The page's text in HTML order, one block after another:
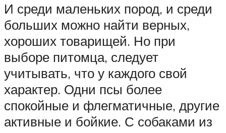
И среди маленьких пород, и среди
больших можно найти верных,
хороших товарищей. Но при
выборе питомца, следует
учитывать, что у каждого свой
характер. Одни псы более
спокойные и флегматичные, другие
активные и бойкие. С собаками из